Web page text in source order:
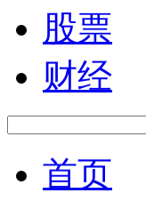
股票
财经
首页